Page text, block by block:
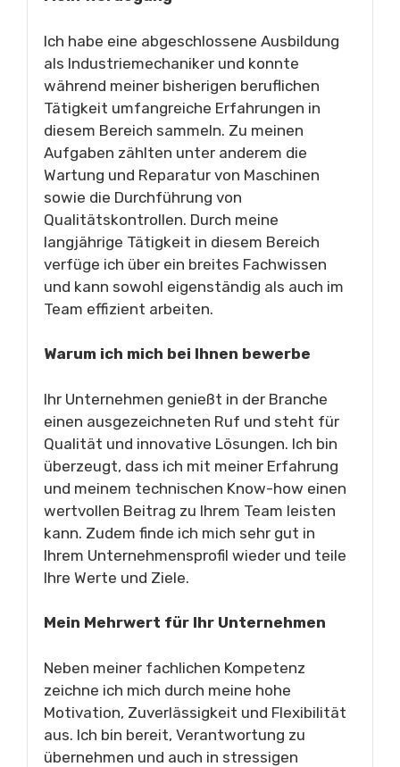
Ich habe eine abgeschlossene Ausbildung
als Industriemechaniker und konnte
während meiner bisherigen beruflichen
Tätigkeit umfangreiche Erfahrungen in
diesem Bereich sammeln. Zu meinen
Aufgaben zählten unter anderem die
Wartung und Reparatur von Maschinen
sowie die Durchführung von
Qualitätskontrollen. Durch meine
langjährige Tätigkeit in diesem Bereich
verfüge ich über ein breites Fachwissen
und kann sowohl eigenständig als auch im
Team effizient arbeiten.
Warum ich mich bei Ihnen bewerbe
Ihr Unternehmen genießt in der Branche
einen ausgezeichneten Ruf und steht für
Qualität und innovative Lösungen. Ich bin
überzeugt, dass ich mit meiner Erfahrung
und meinem technischen Know-how einen
wertvollen Beitrag zu Ihrem Team leisten
kann. Zudem finde ich mich sehr gut in
Ihrem Unternehmensprofil wieder und teile
Ihre Werte und Ziele.
Mein Mehrwert für Ihr Unternehmen
Neben meiner fachlichen Kompetenz
zeichne ich mich durch meine hohe
Motivation, Zuverlässigkeit und Flexibilität
aus. Ich bin bereit, Verantwortung zu
übernehmen und auch in stressigen